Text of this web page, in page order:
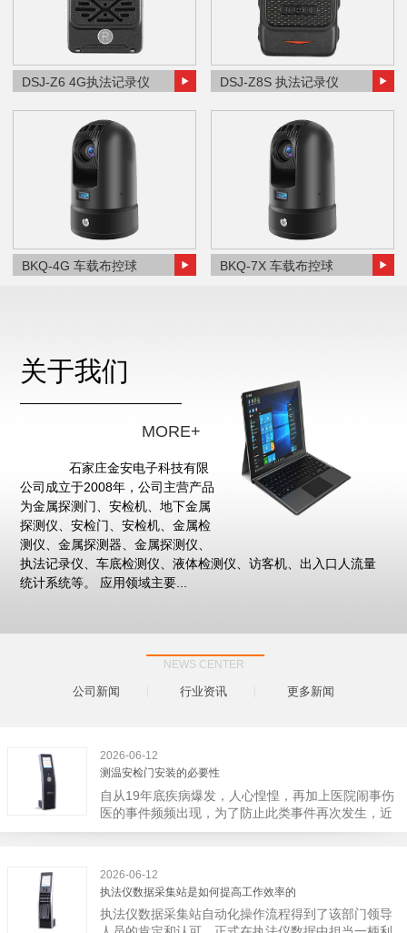
DSJ-Z6 4G执法记录仪 DSJ-Z8S 执法记录仪
BKQ-4G 车载布控球 BKQ-7X 车载布控球
关于我们
MORE+
石家庄金安电子科技有限
公司成立于2008年，公司主营产品
为金属探测门、安检机、地下金属
探测仪、安检门、安检机、金属检
测仪、金属探测器、金属探测仪、
执法记录仪、车底检测仪、液体检测仪、访客机、出入口人流量
统计系统等。 应用领域主要...
NEWS CENTER
公司新闻 行业资讯 更多新闻
2026-06-12
测温安检门安装的必要性
自从19年底疾病爆发，人心惶惶，再加上医院闹事伤
医的事件频频出现，为了防止此类事件再次发生，近
日，广西南宁市卫建委发出通知，要求当地市属各三
大体只有两个，其一，安装安检门是否会激化矛盾。
其二，安装安检门可以防范于未然。1月6号当天，南
宁市第二医院刚试行安检的首日，检查出10多把各类
2026-06-12
执法仪数据采集站是如何提高工作效率的
执法仪数据采集站自动化操作流程得到了该部门领导